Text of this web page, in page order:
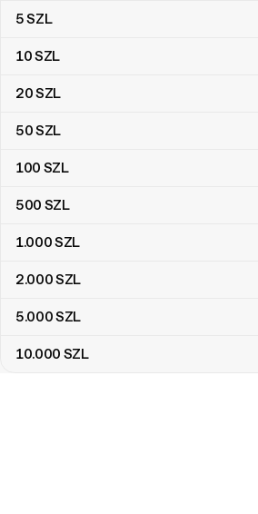
5SZL
10SZL
20SZL
50SZL
100 SZL
500 SZL
1.000SZL
2.000SZL
5.000SZL
10.000 SZL